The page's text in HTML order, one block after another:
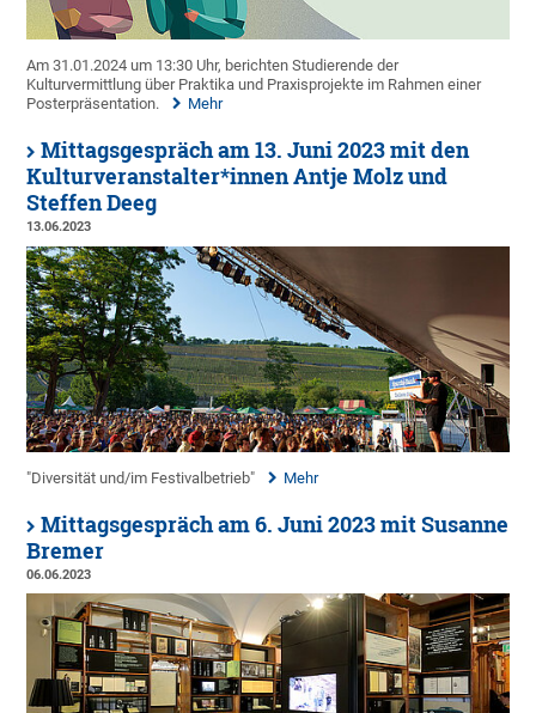
Am 31.01.2024 um 13:30 Uhr, berichten Studierende der
Kulturvermittlung über Praktika und Praxisprojekte im Rahmen einer
Posterpräsentation.
Mehr
Mittagsgespräch am 13. Juni 2023 mit den
Kulturveranstalter*innen Antje Molz und
Steffen Deeg
13.06.2023
"Diversität und/im Festivalbetrieb" Mehr
Mittagsgespräch am 6. Juni 2023 mit Susanne
Bremer
06.06.2023